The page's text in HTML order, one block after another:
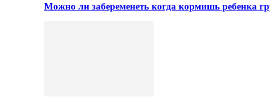
Можно ли забеременеть когда кормишь ребенка